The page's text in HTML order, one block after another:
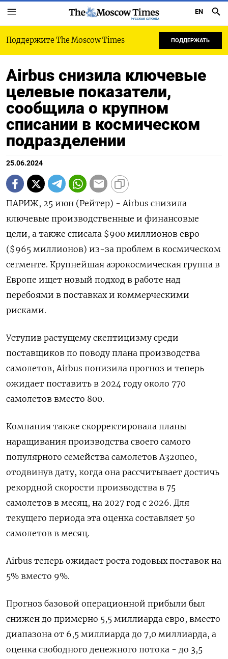
РУССКАЯ СЛУЖБА
EN
Поддержите The Moscow Times ПОДДЕРЖАТЬ
Airbus снизила ключевые
целевые показатели,
сообщила о крупном
списании в космическом
подразделении
25.06.2024
ПАРИЖ, 25 июн (Рейтер) - Airbus снизила
ключевые производственные и финансовые
цели, а также списала $900 миллионов евро
($965 миллионов) из-за проблем в космическом
сегменте. Крупнейшая аэрокосмическая группа в
Европе ищет новый подход в работе над
перебоями в поставках и коммерческими
рисками.
Уступив растущему скептицизму среди
поставщиков по поводу плана производства
самолетов, Airbus понизила прогноз и теперь
ожидает поставить в 2024 году около 770
самолетов вместо 800.
Компания также скорректировала планы
наращивания производства своего самого
популярного семейства самолетов A320neo,
отодвинув дату, когда она рассчитывает достичь
рекордной скорости производства в 75
самолетов в месяц, на 2027 год с 2026. Для
текущего периода эта оценка составляет 50
самолетов в месяц.
Airbus теперь ожидает роста годовых поставок на
5% вместо 9%.
Прогноз базовой операционной прибыли был
снижен до примерно 5,5 миллиарда евро, вместо
диапазона от 6,5 миллиарда до 7,0 миллиарда, а
оценка свободного денежного потока - до 3,5